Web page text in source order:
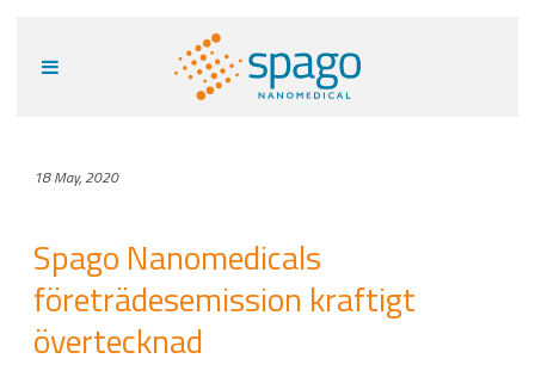
18 May, 2020
Spago Nanomedicals
företrädesemission kraftigt
övertecknad